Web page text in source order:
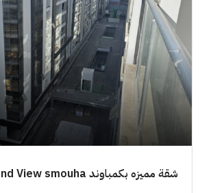
شقة مميزه بكمباوند 194m Grand View smouha